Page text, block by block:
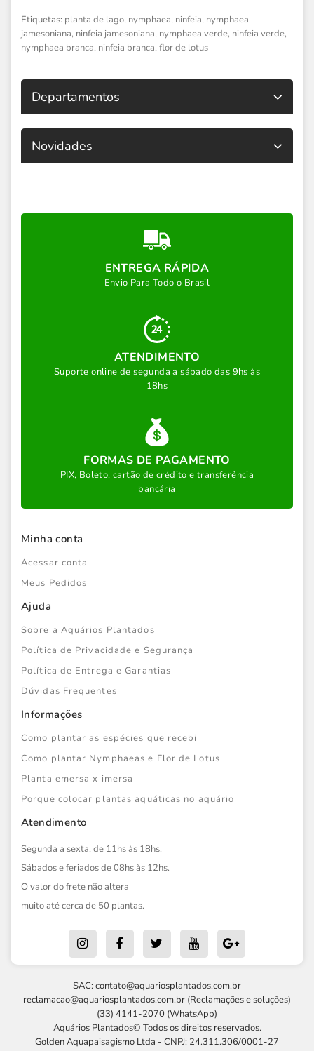
Etiquetas: planta de lago, nymphaea, ninfeia, nymphaea
jamesoniana, ninfeia jamesoniana, nymphaea verde, ninfeia verde,
nymphaea branca, ninfeia branca, flor de lotus
Departamentos
Novidades
ENTREGA RÁPIDA
Envio Para Todo o Brasil
ATENDIMENTO
Suporte online de segunda a sábado das 9hs às
18hs
FORMAS DE PAGAMENTO
PIX, Boleto, cartão de crédito e transferência
bancária
Minha conta
Acessar conta
Meus Pedidos
Ajuda
Sobre a Aquários Plantados
Política de Privacidade e Segurança
Política de Entrega e Garantias
Dúvidas Frequentes
Informações
Como plantar as espécies que recebi
Como plantar Nymphaeas e Flor de Lotus
Planta emersa x imersa
Porque colocar plantas aquáticas no aquário
Atendimento
Segunda a sexta, de 11hs às 18hs.
Sábados e feriados de 08hs às 12hs.
O valor do frete não altera
muito até cerca de 50 plantas.
SAC: contato@aquariosplantados.com.br
reclamacao@aquariosplantados.com.br (Reclamações e soluções)
(33) 4141-2070 (WhatsApp)
Aquários Plantados© Todos os direitos reservados.
Golden Aquapaisagismo Ltda - CNPJ: 24.311.306/0001-27